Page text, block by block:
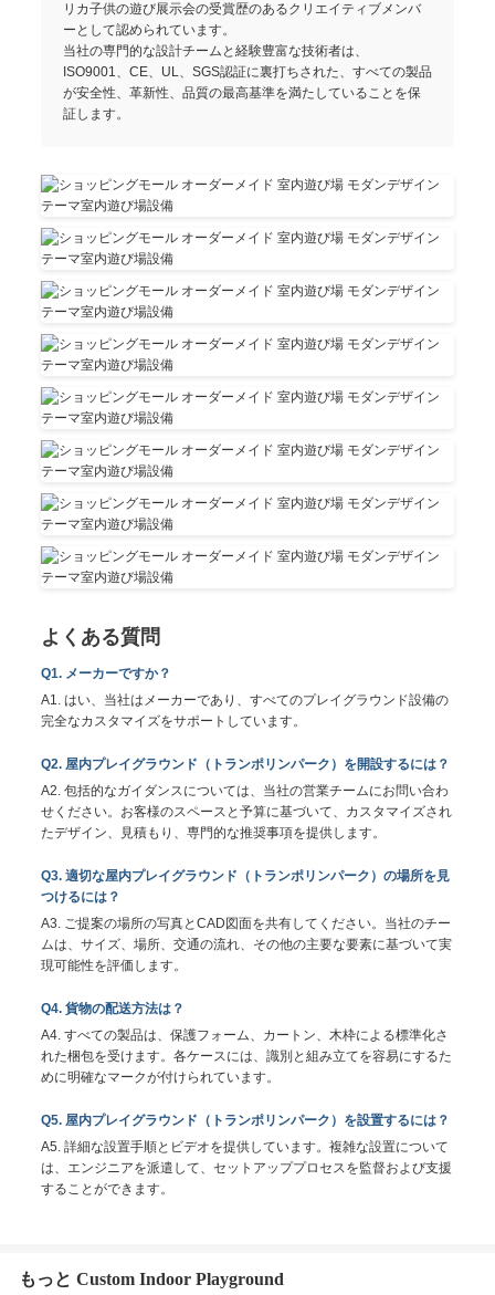
リカ子供の遊び展示会の受賞歴のあるクリエイティブメンバ
ーとして認められています。
当社の専門的な設計チームと経験豊富な技術者は、
ISO9001、CE、UL、SGS認証に裏打ちされた、すべての製品
が安全性、革新性、品質の最高基準を満たしていることを保
証します。
よくある質問
Q1. メーカーですか？
A1. はい、当社はメーカーであり、すべてのプレイグラウンド設備の
完全なカスタマイズをサポートしています。
Q2. 屋内プレイグラウンド（トランポリンパーク）を開設するには？
A2. 包括的なガイダンスについては、当社の営業チームにお問い合わ
せください。お客様のスペースと予算に基づいて、カスタマイズされ
たデザイン、見積もり、専門的な推奨事項を提供します。
Q3. 適切な屋内プレイグラウンド（トランポリンパーク）の場所を見
つけるには？
A3. ご提案の場所の写真とCAD図面を共有してください。当社のチー
ムは、サイズ、場所、交通の流れ、その他の主要な要素に基づいて実
現可能性を評価します。
Q4. 貨物の配送方法は？
A4. すべての製品は、保護フォーム、カートン、木枠による標準化さ
れた梱包を受けます。各ケースには、識別と組み立てを容易にするた
めに明確なマークが付けられています。
Q5. 屋内プレイグラウンド（トランポリンパーク）を設置するには？
A5. 詳細な設置手順とビデオを提供しています。複雑な設置について
は、エンジニアを派遣して、セットアッププロセスを監督および支援
することができます。
もっと Custom Indoor Playground